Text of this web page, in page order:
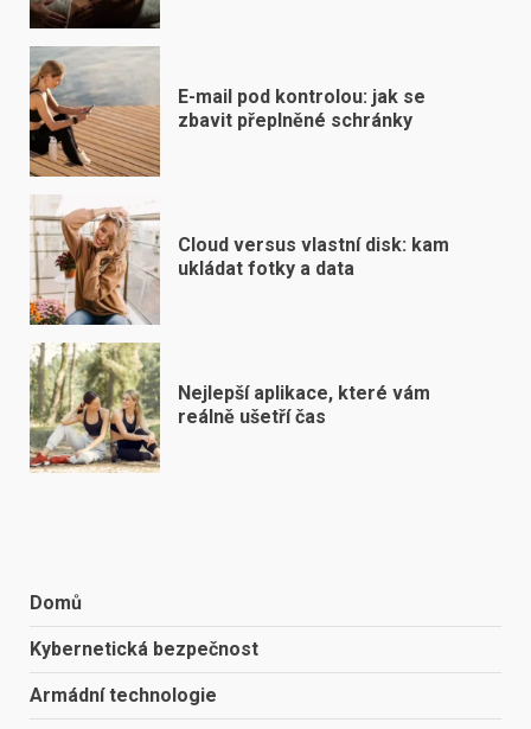
E-mail pod kontrolou: jak se
zbavit přeplněné schránky
Cloud versus vlastní disk: kam
ukládat fotky a data
Nejlepší aplikace, které vám
reálně ušetří čas
Domů
Kybernetická bezpečnost
Armádní technologie